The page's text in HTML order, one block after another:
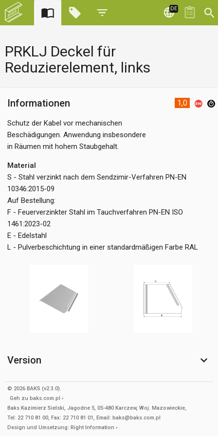
DE
PRKLJ Deckel für
Reduzierelement, links
1,0
Informationen
Schutz der Kabel vor mechanischen
Beschädigungen. Anwendung insbesondere
in Räumen mit hohem Staubgehalt.
Material
S - Stahl verzinkt nach dem Sendzimir-Verfahren PN-EN
10346:2015-09
Auf Bestellung:
F - Feuerverzinkter Stahl im Tauchverfahren PN-EN ISO
1461:2023-02
E - Edelstahl
L - Pulverbeschichtung in einer standardmäßigen Farbe RAL
Version
© 2026 BAKS (v2.3.0).
Geh zu baks.com.pl
Baks Kazimierz Sielski, Jagodne 5, 05-480 Karczew, Woj. Mazowieckie,
Tel: 22 710 81 00, Fax: 22 710 81 01, Email: baks@baks.com.pl
Design und Umsetzung: Right Information